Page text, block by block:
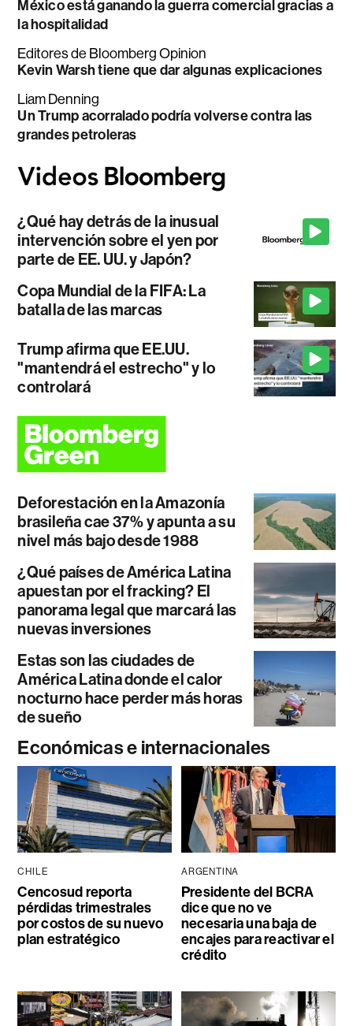
México está ganando la guerra comercial gracias a
la hospitalidad
Editores de Bloomberg Opinion
Kevin Warsh tiene que dar algunas explicaciones
Liam Denning
Un Trump acorralado podría volverse contra las
grandes petroleras
¿Qué hay detrás de la inusual
intervención sobre el yen por
parte de EE. UU. y Japón?
Copa Mundial de la FIFA: La
batalla de las marcas
Trump afirma que EE.UU.
"mantendrá el estrecho" y lo
controlará
Deforestación en la Amazonía
brasileña cae 37% y apunta a su
nivel más bajo desde 1988
¿Qué países de América Latina
apuestan por el fracking? El
panorama legal que marcará las
nuevas inversiones
Estas son las ciudades de
América Latina donde el calor
nocturno hace perder más horas
de sueño
Económicas e internacionales
CHILE
Cencosud reporta
pérdidas trimestrales
por costos de su nuevo
plan estratégico
ARGENTINA
Presidente del BCRA
dice que no ve
necesaria una baja de
encajes para reactivar el
crédito